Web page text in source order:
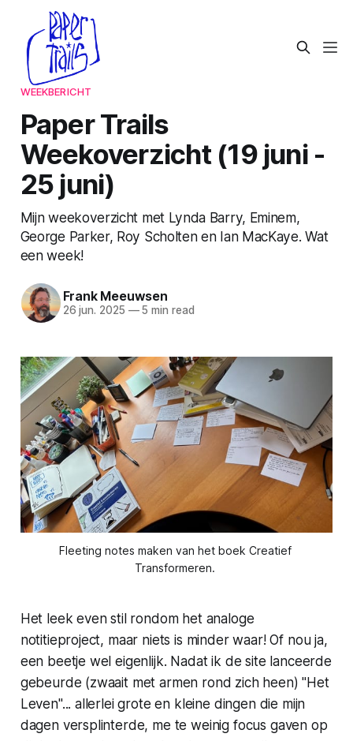
WEEKBERICHT
Paper Trails
Weekoverzicht (19 juni -
25 juni)
Mijn weekoverzicht met Lynda Barry, Eminem,
George Parker, Roy Scholten en Ian MacKaye. Wat
een week!
Frank Meeuwsen
26 jun. 2025 —5 min read
Fleeting notes maken van het boek Creatief
Transformeren.
Het leek even stil rondom het analoge
notitieproject, maar niets is minder waar! Of nou ja,
een beetje wel eigenlijk. Nadat ik de site lanceerde
gebeurde (zwaait met armen rond zich heen) "Het
Leven"... allerlei grote en kleine dingen die mijn
dagen versplinterde, me te weinig focus gaven op